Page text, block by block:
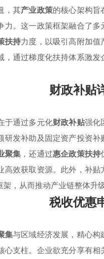
，其产业政策的核心架构旨
力。这一政策框架融合了多
扶持力度，以吸引高附加
，通过梯度化扶持体系激
财政补贴
于通过多元化财政补贴强化
研发补助及固定资产投资
聚集 ，还通过惠企政策扶持
高效获取资源。此外，补
，从而推动产业链整体升
税收优惠
集与区域经济发展，精心构
心支柱。企业欲充分享有